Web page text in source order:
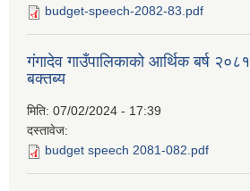
budget-speech-2082-83.pdf
गंगादेव गाउँपालिकाको आर्थिक बर्ष
बक्तब्य
मिति: 07/02/2024 - 17:39
दस्तावेज:
budget speech 2081-082.pdf